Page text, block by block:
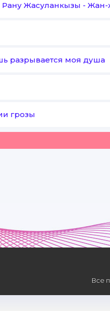
Жасуланкызы - Жан-
разрывается моя душа
грозы
Все